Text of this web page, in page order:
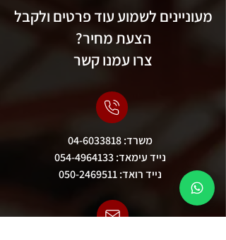
מעוניינים לשמוע עוד פרטים ולקבל
הצעת מחיר?
צרו עמנו קשר
משרד:04-6033818
נייד עימאד:054-4964133
נייד רואד:050-2469511